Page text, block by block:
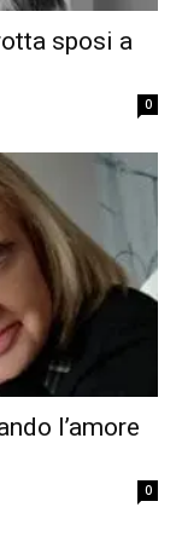
sposi a
0
l’amore
0